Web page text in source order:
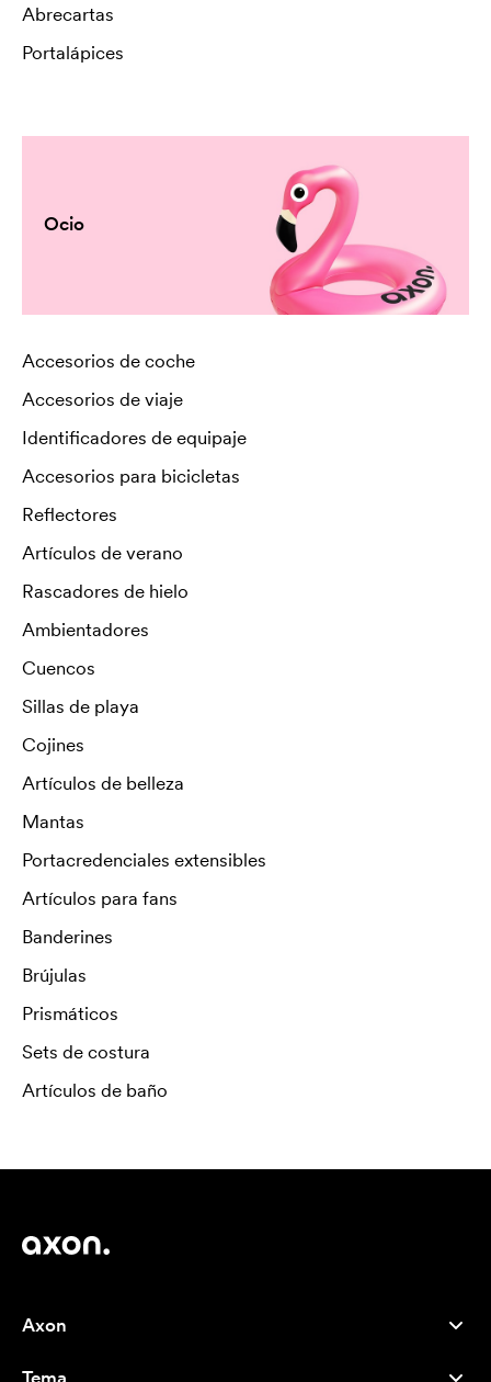
Abrecartas
Portalápices
Ocio
Accesorios de coche
Accesorios de viaje
Identificadores de equipaje
Accesorios para bicicletas
Reflectores
Artículos de verano
Rascadores de hielo
Ambientadores
Cuencos
Sillas de playa
Cojines
Artículos de belleza
Mantas
Portacredenciales extensibles
Artículos para fans
Banderines
Brújulas
Prismáticos
Sets de costura
Artículos de baño
Axon